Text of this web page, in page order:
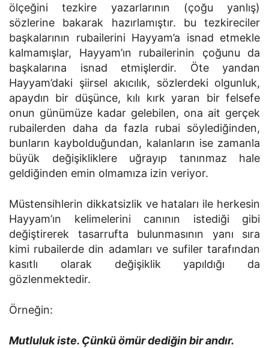
ölçeğini tezkire yazarlarının (çoğu yanlış)
sözlerine bakarak hazırlamıştır. bu tezkireciler
başkalarının rubailerini Hayyam’a isnad etmekle
kalmamışlar, Hayyam’ın rubailerinin çoğunu da
başkalarına isnad etmişlerdir. Öte yandan
Hayyam’daki şiirsel akıcılık, sözlerdeki olgunluk,
apaydın bir düşünce, kılı kırk yaran bir felsefe
onun günümüze kadar gelebilen, ona ait gerçek
rubailerden daha da fazla rubai söylediğinden,
bunların kaybolduğundan, kalanların ise zamanla
büyük değişikliklere uğrayıp tanınmaz hale
geldiğinden emin olmamıza izin veriyor.
Müstensihlerin dikkatsizlik ve hataları ile herkesin
Hayyam’ın kelimelerini canının istediği gibi
değiştirerek tasarrufta bulunmasının yanı sıra
kimi rubailerde din adamları ve sufiler tarafından
kasıtlı olarak değişiklik yapıldığı da
gözlenmektedir.
Örneğin:
Mutluluk iste. Çünkü ömür dediğin bir andır.